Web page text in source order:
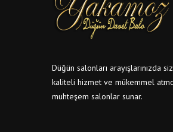
Düğün salonları arayışlarınızda
kaliteli hizmet ve mükemmel
muhteşem salonlar sunar.